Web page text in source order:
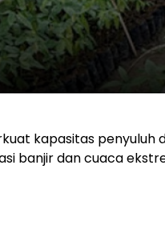
kapasitas penyuluh
banjir dan cuaca